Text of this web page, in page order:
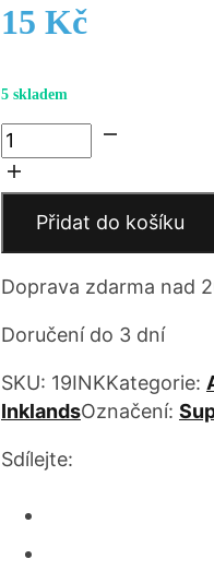
15 Kč
5 skladem
Pongo,
Determined
Father
množství
Přidat do košíku
Doprava zdarma nad
Doručení do 3 dní
SKU: 19INKKategorie:
InklandsOznačení:
Sdílejte: